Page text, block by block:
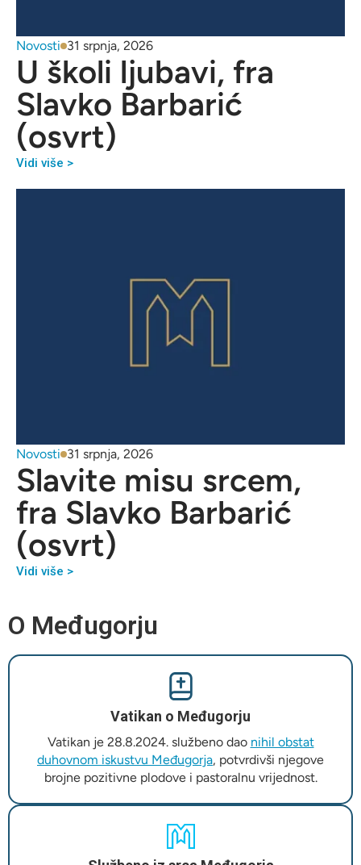
Novosti 31 srpnja, 2026
U školi ljubavi, fra
Slavko Barbarić
(osvrt)
Vidi više >
Novosti 31 srpnja, 2026
Slavite misu srcem,
fra Slavko Barbarić
(osvrt)
Vidi više >
O Međugorju
Vatikan o Međugorju
Vatikan je 28.8.2024. službeno dao nihil obstat
duhovnom iskustvu Međugorja, potvrdivši njegove
brojne pozitivne plodove i pastoralnu vrijednost.